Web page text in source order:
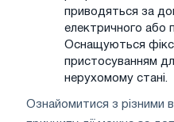
приводяться за
електричного або
Оснащуються
пристосуванням
нерухомому стані.
Ознайомитися з різними